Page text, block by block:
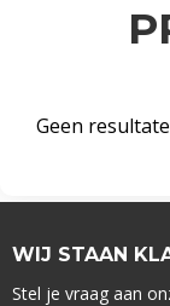
Geen
WIJ STAAN
Stel je vraag aan